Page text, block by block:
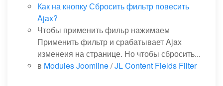
Как на кнопку Сбросить фильтр повесить
Ajax?
Чтобы применить фильр нажимаем
Применить фильтр и срабатывает Ajax
изменеия на странице. Но чтобы сбросить...
в Modules Joomline/JL Content Fields Filter